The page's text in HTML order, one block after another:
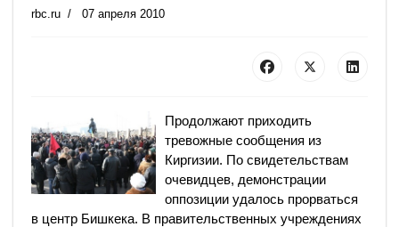
rbc.ru 07 апреля 2010
Продолжают приходить
тревожные сообщения из
Киргизии. По свидетельствам
очевидцев, демонстрации
оппозиции удалось прорваться
в центр Бишкека. В правительственных учреждениях